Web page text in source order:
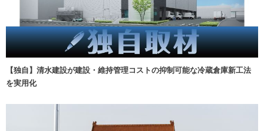
【独自】清水建設が建設・維持管理コストの抑制可能な冷蔵倉庫新工法
を実用化